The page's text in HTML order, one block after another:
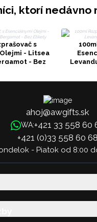
ktorí nedávno
s
- Litsea
- Bez
ahoj@awgifts.sk
WA:+421 33 558 60
+421 (0)33 558 60 68
- Piatok od 8:00